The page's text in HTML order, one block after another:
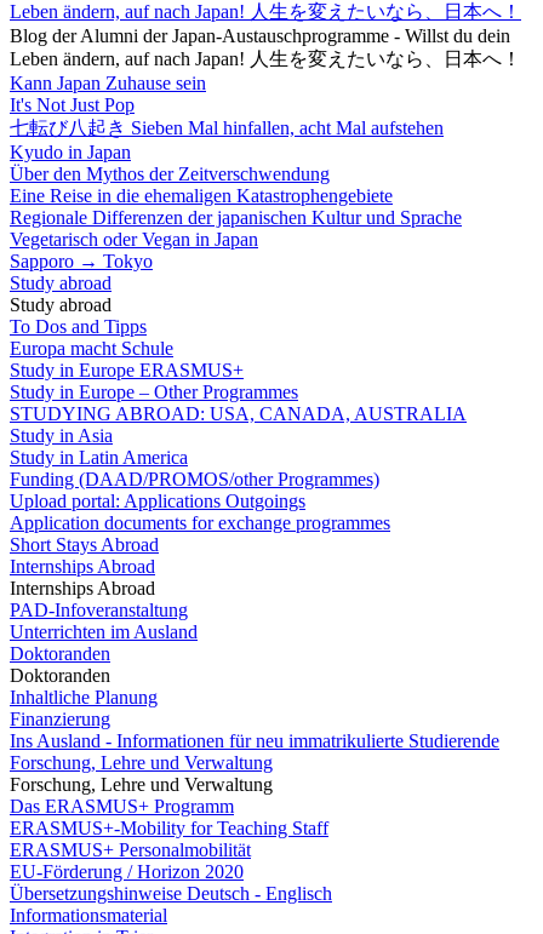
Leben ändern, auf nach Japan! 人生を変えたいなら、日本へ！
Blog der Alumni der Japan-Austauschprogramme - Willst du dein
Leben ändern, auf nach Japan! 人生を変えたいなら、日本へ！
Kann Japan Zuhause sein
It's Not Just Pop
七転び八起き Sieben Mal hinfallen, acht Mal aufstehen
Kyudo in Japan
Über den Mythos der Zeitverschwendung
Eine Reise in die ehemaligen Katastrophengebiete
Regionale Differenzen der japanischen Kultur und Sprache
Vegetarisch oder Vegan in Japan
Sapporo → Tokyo
Study abroad
Study abroad
To Dos and Tipps
Europa macht Schule
Study in Europe ERASMUS+
Study in Europe – Other Programmes
STUDYING ABROAD: USA, CANADA, AUSTRALIA
Study in Asia
Study in Latin America
Funding (DAAD/PROMOS/other Programmes)
Upload portal: Applications Outgoings
Application documents for exchange programmes
Short Stays Abroad
Internships Abroad
Internships Abroad
PAD-Infoveranstaltung
Unterrichten im Ausland
Doktoranden
Doktoranden
Inhaltliche Planung
Finanzierung
Ins Ausland - Informationen für neu immatrikulierte Studierende
Forschung, Lehre und Verwaltung
Forschung, Lehre und Verwaltung
Das ERASMUS+ Programm
ERASMUS+-Mobility for Teaching Staff
ERASMUS+ Personalmobilität
EU-Förderung / Horizon 2020
Übersetzungshinweise Deutsch - Englisch
Informationsmaterial